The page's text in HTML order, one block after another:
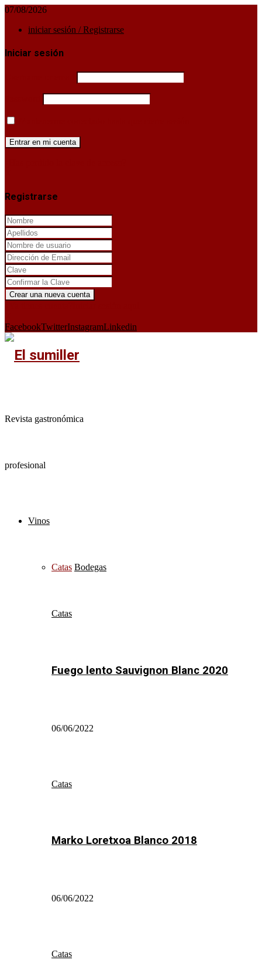
07/08/2026
iniciar sesión / Registrarse
Iniciar sesión
Registrarse
FacebookTwitterInstagramLinkedin
Revista gastronómica
profesional
Vinos
Catas Bodegas
Catas
Fuego lento Sauvignon Blanc 2020
06/06/2022
Catas
Marko Loretxoa Blanco 2018
06/06/2022
Catas